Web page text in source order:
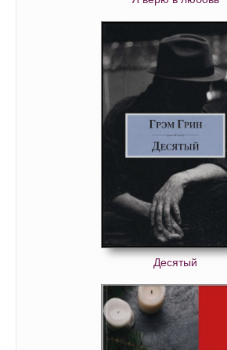
Десятый